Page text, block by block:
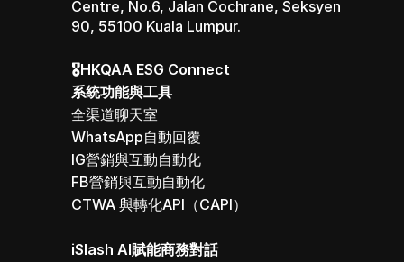
Centre, No.6, Jalan Cochrane, Seksyen
90, 55100 Kuala Lumpur.
🎖️HKQAA ESG Connect
系統功能與工具
全渠道聊天室
WhatsApp自動回覆
IG營銷與互動自動化
FB營銷與互動自動化
CTWA 與轉化API（CAPI）
iSlash AI賦能商務對話